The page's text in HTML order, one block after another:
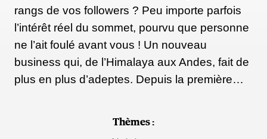
rangs de vos followers ? Peu importe parfois
l’intérêt réel du sommet, pourvu que personne
ne l’ait foulé avant vous ! Un nouveau
business qui, de l’Himalaya aux Andes, fait de
plus en plus d’adeptes. Depuis la première…
Thèmes :